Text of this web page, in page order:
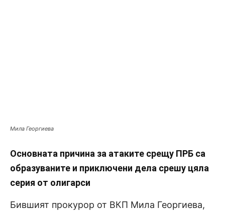
Мила Георгиева
Основната причина за атаките срещу ПРБ са
образуваните и приключени дела срешу цяла
серия от олигарси
Бившият прокурор от ВКП Мила Георгиева,